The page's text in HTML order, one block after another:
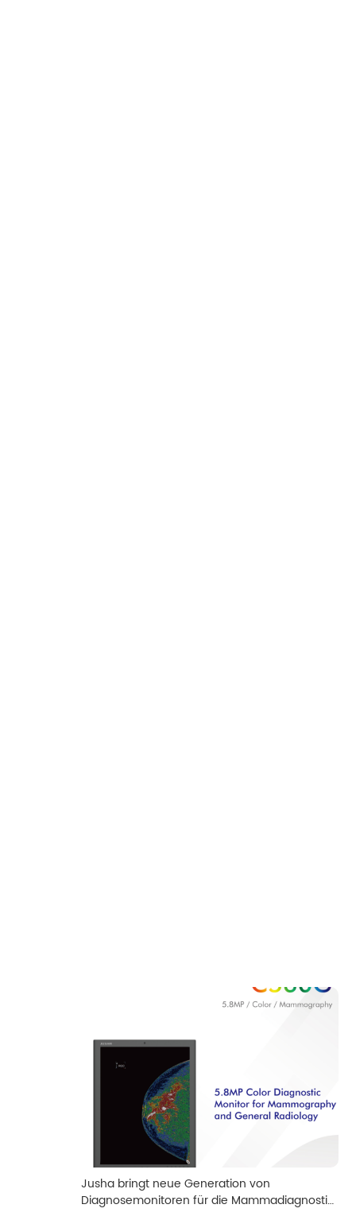
Jusha bringt neue Generation von
Diagnosemonitoren für die Mammadiagnostik